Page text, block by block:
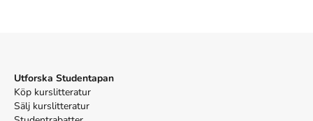
Utforska Studentapan
Köp kurslitteratur
Sälj kurslitteratur